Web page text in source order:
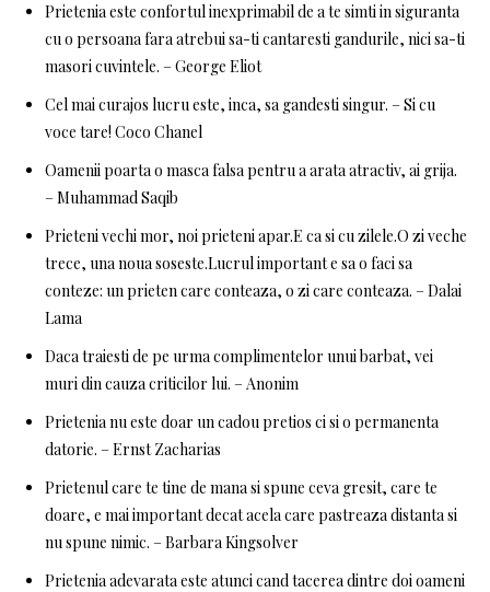
Prietenia este confortul inexprimabil de a te simti in siguranta
cu o persoana fara atrebui sa-ti cantaresti gandurile, nici sa-ti
masori cuvintele. – George Eliot
Cel mai curajos lucru este, inca, sa gandesti singur. – Si cu
voce tare! Coco Chanel
Oamenii poarta o masca falsa pentru a arata atractiv, ai grija.
– Muhammad Saqib
Prieteni vechi mor, noi prieteni apar.E ca si cu zilele.O zi veche
trece, una noua soseste.Lucrul important e sa o faci sa
conteze: un prieten care conteaza, o zi care conteaza. – Dalai
Lama
Daca traiesti de pe urma complimentelor unui barbat, vei
muri din cauza criticilor lui. – Anonim
Prietenia nu este doar un cadou pretios ci si o permanenta
datorie. – Ernst Zacharias
Prietenul care te tine de mana si spune ceva gresit, care te
doare, e mai important decat acela care pastreaza distanta si
nu spune nimic. – Barbara Kingsolver
Prietenia adevarata este atunci cand tacerea dintre doi oameni